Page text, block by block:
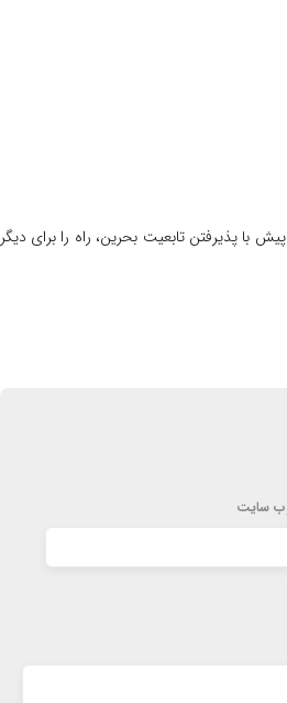
با پذیرفتن تابعیت بحرین، راه را برای دیگر
سایت